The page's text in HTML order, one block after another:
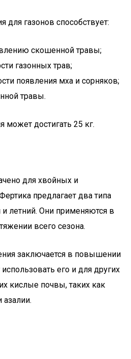
для газонов способствует:
скошенной травы;
газонных трав;
появления мха и сорняков;
травы.
может достигать 25 кг.
для хвойных и
предлагает два типа
и летний. Они применяются в
всего сезона.
заключается в повышении
его и для других
кислые почвы, таких как